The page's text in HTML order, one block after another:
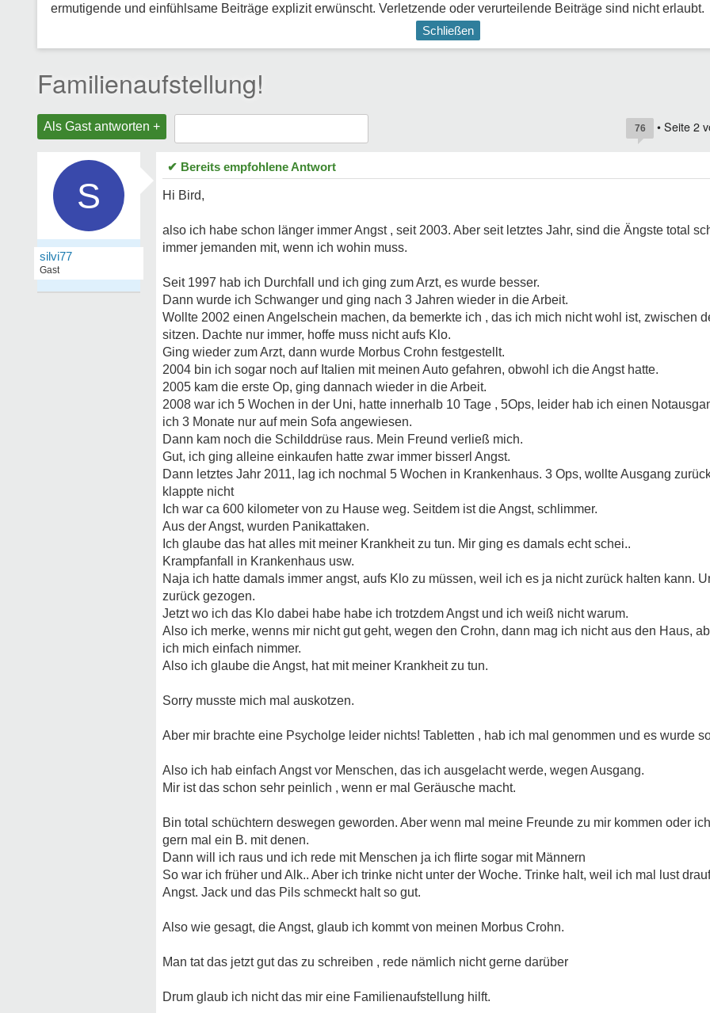
ermutigende und einfühlsame Beiträge explizit erwünscht. Verletzende oder verurteilende Beiträge sind nicht erlaubt.
Schließen
Familienaufstellung!
Als Gast antworten + 76 • Seite 2
S
silvi77
Gast
✔ Bereits empfohlene Antwort
Hi Bird,
also ich habe schon länger immer Angst , seit 2003. Aber seit letztes Jahr, sind die Ängste total
immer jemanden mit, wenn ich wohin muss.
Seit 1997 hab ich Durchfall und ich ging zum Arzt, es wurde besser.
Dann wurde ich Schwanger und ging nach 3 Jahren wieder in die Arbeit.
Wollte 2002 einen Angelschein machen, da bemerkte ich , das ich mich nicht wohl ist, zwischen
sitzen. Dachte nur immer, hoffe muss nicht aufs Klo.
Ging wieder zum Arzt, dann wurde Morbus Crohn festgestellt.
2004 bin ich sogar noch auf Italien mit meinen Auto gefahren, obwohl ich die Angst hatte.
2005 kam die erste Op, ging dannach wieder in die Arbeit.
2008 war ich 5 Wochen in der Uni, hatte innerhalb 10 Tage , 5Ops, leider hab ich einen
ich 3 Monate nur auf mein Sofa angewiesen.
Dann kam noch die Schilddrüse raus. Mein Freund verließ mich.
Gut, ich ging alleine einkaufen hatte zwar immer bisserl Angst.
Dann letztes Jahr 2011, lag ich nochmal 5 Wochen in Krankenhaus. 3 Ops, wollte Ausgang
klappte nicht
Ich war ca 600 kilometer von zu Hause weg. Seitdem ist die Angst, schlimmer.
Aus der Angst, wurden Panikattaken.
Ich glaube das hat alles mit meiner Krankheit zu tun. Mir ging es damals echt schei..
Krampfanfall in Krankenhaus usw.
Naja ich hatte damals immer angst, aufs Klo zu müssen, weil ich es ja nicht zurück halten kann.
zurück gezogen.
Jetzt wo ich das Klo dabei habe habe ich trotzdem Angst und ich weiß nicht warum.
Also ich merke, wenns mir nicht gut geht, wegen den Crohn, dann mag ich nicht aus den Haus,
ich mich einfach nimmer.
Also ich glaube die Angst, hat mit meiner Krankheit zu tun.
Sorry musste mich mal auskotzen.
Aber mir brachte eine Psycholge leider nichts! Tabletten , hab ich mal genommen und es wurde
Also ich hab einfach Angst vor Menschen, das ich ausgelacht werde, wegen Ausgang.
Mir ist das schon sehr peinlich , wenn er mal Geräusche macht.
Bin total schüchtern deswegen geworden. Aber wenn mal meine Freunde zu mir kommen oder
gern mal ein B. mit denen.
Dann will ich raus und ich rede mit Menschen ja ich flirte sogar mit Männern
So war ich früher und Alk.. Aber ich trinke nicht unter der Woche. Trinke halt, weil ich mal lust
Angst. Jack und das Pils schmeckt halt so gut.
Also wie gesagt, die Angst, glaub ich kommt von meinen Morbus Crohn.
Man tat das jetzt gut das zu schreiben , rede nämlich nicht gerne darüber
Drum glaub ich nicht das mir eine Familienaufstellung hilft.